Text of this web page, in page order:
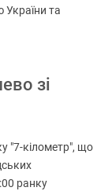
та
зі
"7-кілометр", що
ранку